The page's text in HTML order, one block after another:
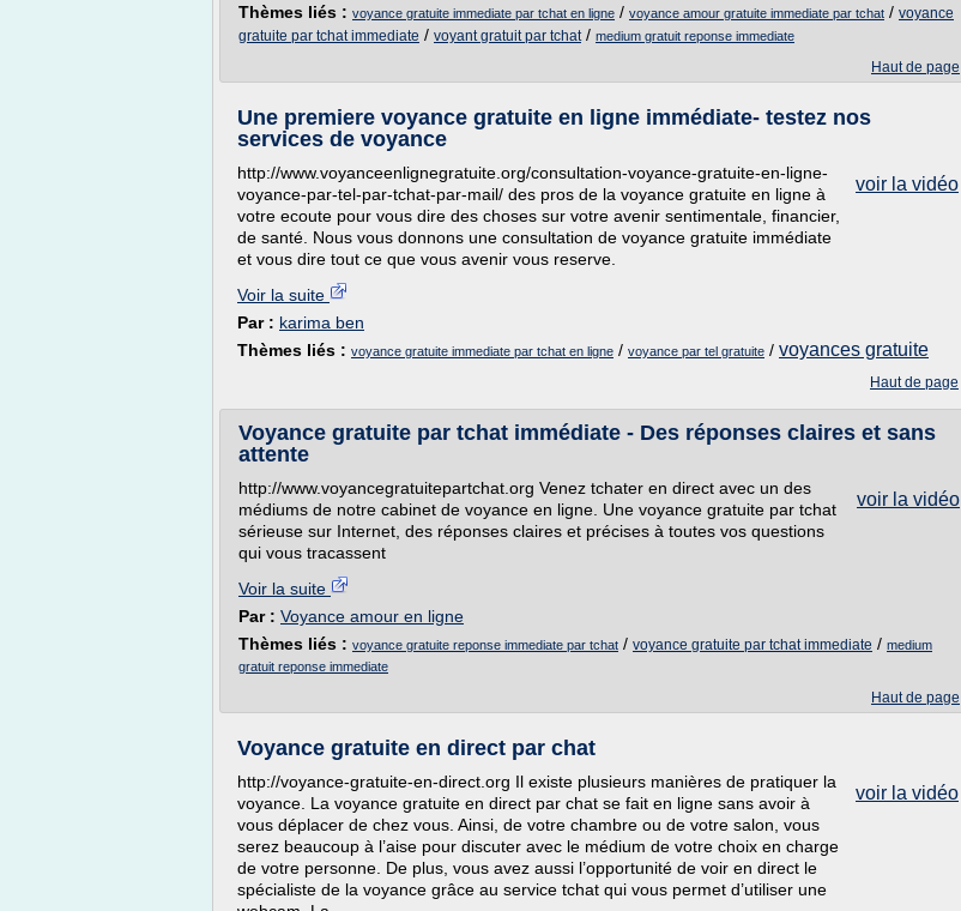
Thèmes liés : voyance gratuite immediate par tchat en ligne / voyance amour gratuite immediate par tchat / voyance
gratuite par tchat immediate / voyant gratuit par tchat/ medium gratuit reponse immediate
Haut de page
Une premiere voyance gratuite en ligne immédiate- testez nos
services de voyance
voir la vidéo
http://www.voyanceenlignegratuite.org/consultation-voyance-gratuite-en-ligne-
voyance-par-tel-par-tchat-par-mail/ des pros de la voyance gratuite en ligne à
votre ecoute pour vous dire des choses sur votre avenir sentimentale, financier,
de santé. Nous vous donnons une consultation de voyance gratuite immédiate
et vous dire tout ce que vous avenir vous reserve.
Voir la suite
Par : karima ben
Thèmes liés : voyance gratuite immediate par tchat en ligne / voyance par tel gratuite / voyances gratuite
Haut de page
Voyance gratuite par tchat immédiate - Des réponses claires et sans
attente
voir la vidéo
http://www.voyancegratuitepartchat.org Venez tchater en direct avec un des
médiums de notre cabinet de voyance en ligne. Une voyance gratuite par tchat
sérieuse sur Internet, des réponses claires et précises à toutes vos questions
qui vous tracassent
Voir la suite
Par : Voyance amour en ligne
Thèmes liés : voyance gratuite reponse immediate par tchat / voyance gratuite par tchat immediate / medium
gratuit reponse immediate
Haut de page
Voyance gratuite en direct par chat
voir la vidéo
http://voyance-gratuite-en-direct.org Il existe plusieurs manières de pratiquer la
voyance. La voyance gratuite en direct par chat se fait en ligne sans avoir à
vous déplacer de chez vous. Ainsi, de votre chambre ou de votre salon, vous
serez beaucoup à l’aise pour discuter avec le médium de votre choix en charge
de votre personne. De plus, vous avez aussi l’opportunité de voir en direct le
spécialiste de la voyance grâce au service tchat qui vous permet d’utiliser une